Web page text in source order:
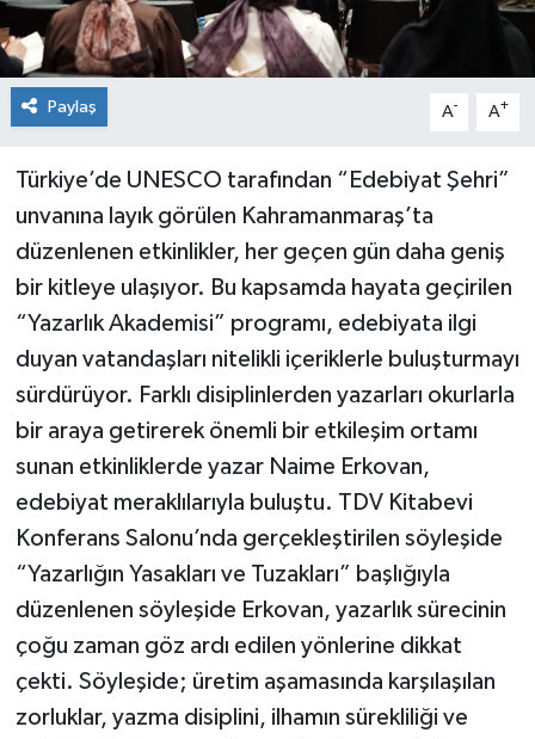
Paylaş A- A+
Türkiye’de UNESCO tarafından “Edebiyat Şehri”
unvanına layık görülen Kahramanmaraş’ta
düzenlenen etkinlikler, her geçen gün daha geniş
bir kitleye ulaşıyor. Bu kapsamda hayata geçirilen
“Yazarlık Akademisi” programı, edebiyata ilgi
duyan vatandaşları nitelikli içeriklerle buluşturmayı
sürdürüyor. Farklı disiplinlerden yazarları okurlarla
bir araya getirerek önemli bir etkileşim ortamı
sunan etkinliklerde yazar Naime Erkovan,
edebiyat meraklılarıyla buluştu. TDV Kitabevi
Konferans Salonu’nda gerçekleştirilen söyleşide
“Yazarlığın Yasakları ve Tuzakları” başlığıyla
düzenlenen söyleşide Erkovan, yazarlık sürecinin
çoğu zaman göz ardı edilen yönlerine dikkat
çekti. Söyleşide; üretim aşamasında karşılaşılan
zorluklar, yazma disiplini, ilhamın sürekliliği ve